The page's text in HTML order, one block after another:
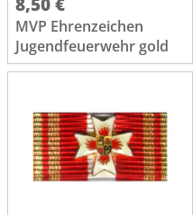
MVP Ehrenzeichen
Jugendfeuerwehr gold